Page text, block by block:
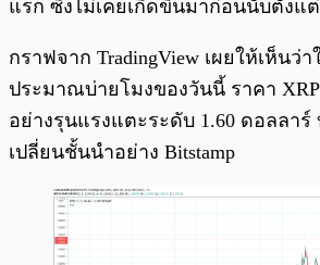
แรก ซึ่งไม่เคยเกิดขึ้นมาก่อนนับตั้งแ
กราฟจาก TradingView เผยให้เห็นว่า
ประมาณบ่ายโมงของวันนี้ ราคา
อย่างรุนแรงแตะระดับ 1.60 ดอลลา
เปลี่ยนชั้นนำอย่าง Bitstamp